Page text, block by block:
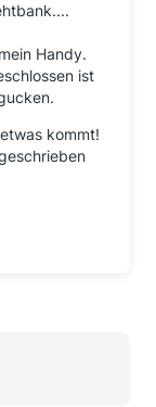
Handy.
ist
kommt!